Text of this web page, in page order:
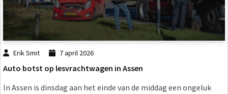
Erik Smit 7 april 2026
Auto botst op lesvrachtwagen in Assen
In Assen is dinsdag aan het einde van de middag een ongeluk